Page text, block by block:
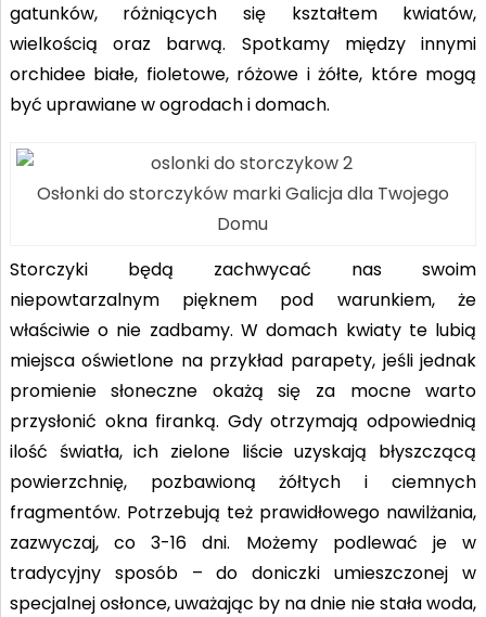
gatunków, różniących się kształtem kwiatów,
wielkością oraz barwą. Spotkamy między innymi
orchidee białe, fioletowe, różowe i żółte, które mogą
być uprawiane w ogrodach i domach.
Osłonki do storczyków marki Galicja dla Twojego
Domu
Storczyki będą zachwycać nas swoim
niepowtarzalnym pięknem pod warunkiem, że
właściwie o nie zadbamy. W domach kwiaty te lubią
miejsca oświetlone na przykład parapety, jeśli jednak
promienie słoneczne okażą się za mocne warto
przysłonić okna firanką. Gdy otrzymają odpowiednią
ilość światła, ich zielone liście uzyskają błyszczącą
powierzchnię, pozbawioną żółtych i ciemnych
fragmentów. Potrzebują też prawidłowego nawilżania,
zazwyczaj, co 3-16 dni. Możemy podlewać je w
tradycyjny sposób – do doniczki umieszczonej w
specjalnej osłonce, uważając by na dnie nie stała woda,